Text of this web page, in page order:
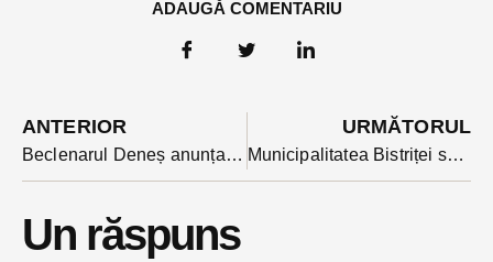
ADAUGĂ COMENTARIU
ANTERIOR
Beclenarul Deneș anunțat de Viorica Dăncilă pe lista cabinetului său. E nominalizat tot la Ape și Păduri
URMĂTORUL
Municipalitatea Bistriței se roagă pentru un pic de ger, după ce a fost obligată să închidă pârtia
Un răspuns